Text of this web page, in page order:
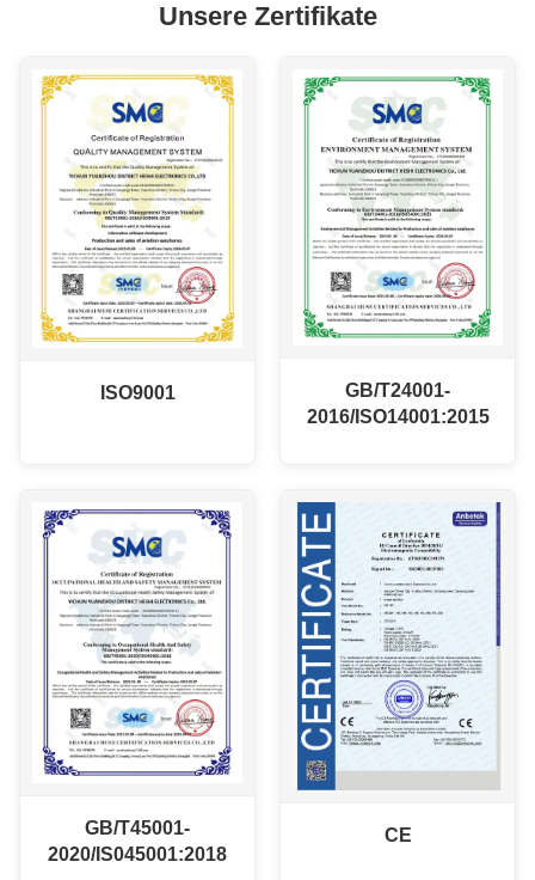
Unsere Zertifikate
ISO9001
GB/T24001-
2016/ISO14001:2015
GB/T45001-
2020/IS045001:2018
CE